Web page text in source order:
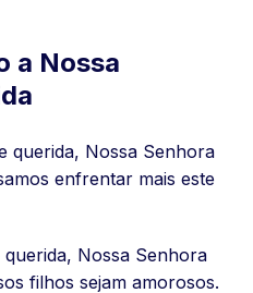
a Nossa
querida, Nossa Senhora
enfrentar mais este
Nossa Senhora
filhos sejam amorosos.